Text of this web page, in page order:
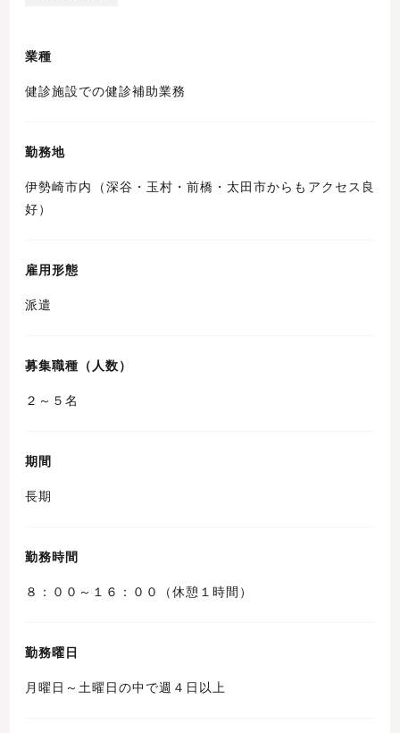
業種
健診施設での健診補助業務
勤務地
伊勢崎市内（深谷・玉村・前橋・太田市からもアクセス良
好）
雇用形態
派遣
募集職種（人数）
２～５名
期間
長期
勤務時間
８：００～１６：００（休憩１時間）
勤務曜日
月曜日～土曜日の中で週４日以上